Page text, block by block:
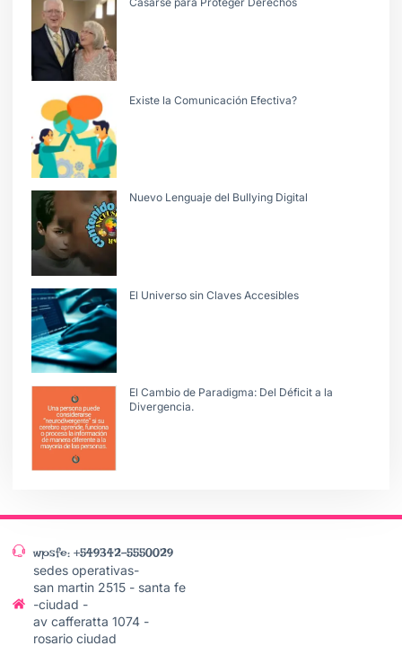
Existe la Comunicación Efectiva?
Nuevo Lenguaje del Bullying Digital
El Universo sin Claves Accesibles
El Cambio de Paradigma: Del Déficit a la
Divergencia.
wpsfe: +549342-5550029
sedes operativas-
san martin 2515 - santa fe
-ciudad -
av cafferatta 1074 -
rosario ciudad